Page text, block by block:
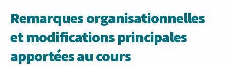
Remarques organisationnelles
et modifications principales
apportées au cours